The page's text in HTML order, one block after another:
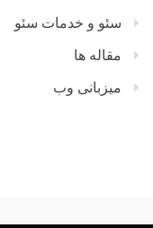
سئو و خدمات سئو
مقاله ها
میزبانی وب